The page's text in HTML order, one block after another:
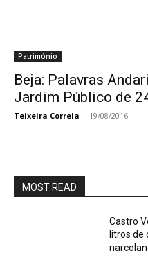
Património
Beja: Palavras
Jardim Público de
Teixeira Correia - 19/08/2016
MOST READ
Castro
litros de